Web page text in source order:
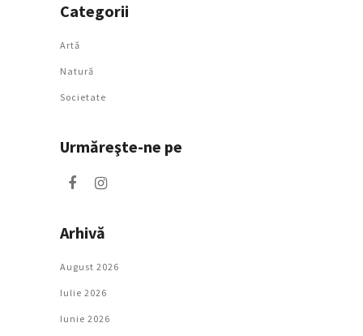
Categorii
Artǎ
Natură
Societate
Urmăreşte-ne pe
Arhivă
August 2026
Iulie 2026
Iunie 2026